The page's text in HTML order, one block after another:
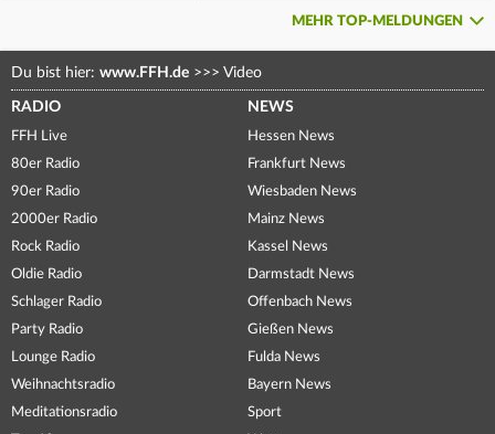
MEHR TOP-MELDUNGEN
Du bist hier: www.FFH.de >>> Video
RADIO
FFH Live
80er Radio
90er Radio
2000er Radio
Rock Radio
Oldie Radio
Schlager Radio
Party Radio
Lounge Radio
Weihnachtsradio
Meditationsradio
NEWS
Hessen News
Frankfurt News
Wiesbaden News
Mainz News
Kassel News
Darmstadt News
Offenbach News
Gießen News
Fulda News
Bayern News
Sport